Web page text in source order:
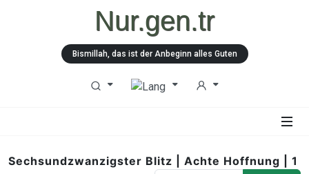
Nur.gen.tr
Bismillah, das ist der Anbeginn alles Guten
Sechsundzwanzigster Blitz | Achte Hoffnung | 1